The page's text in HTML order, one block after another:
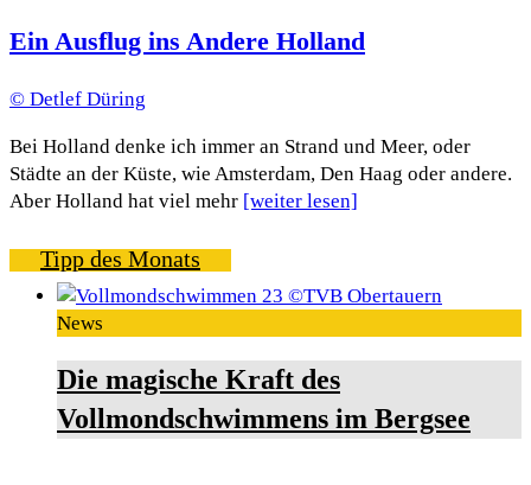
Ein Ausflug ins Andere Holland
© Detlef Düring
Bei Holland denke ich immer an Strand und Meer, oder
Städte an der Küste, wie Amsterdam, Den Haag oder andere.
Aber Holland hat viel mehr [weiter lesen]
Tipp des Monats
News
Die magische Kraft des
Vollmondschwimmens im Bergsee